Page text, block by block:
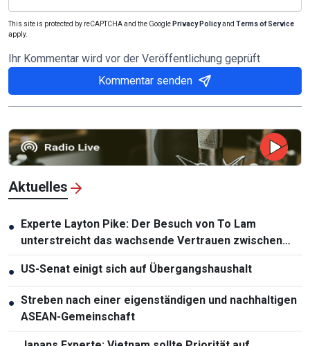
This site is protected by reCAPTCHA and the Google Privacy Policyand Terms of Service
apply.
Ihr Kommentar wird vor der Veröffentlichung geprüft
Kommentar senden
Aktuelles
● Experte Layton Pike: Der Besuch von To Lam
unterstreicht das wachsende Vertrauen zwischen
Vietnam und Australien
● US-Senat einigt sich auf Übergangshaushalt
● Streben nach einer eigenständigen und nachhaltigen
ASEAN-Gemeinschaft